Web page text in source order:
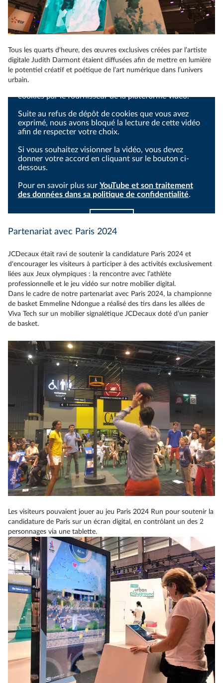
Tous les quarts d'heure, des œuvres exclusives créées par l’artiste
digitale Judith Darmont étaient diffusées afin de mettre en lumière
le potentiel créatif et poétique de l’art numérique dans l’univers
urbain.
cookies par le fournisseur de la plateforme vidéo.
Suite au refus de dépôt de cookies que vous avez
exprimé, nous avons bloqué la lecture de cette vidéo
afin de respecter votre choix.
Si vous souhaitez visionner la vidéo, vous devez
donner votre accord en cliquant sur le bouton ci-
dessous.
Pour en savoir plus sur YouTube et son traitement
des données dans sa politique de confidentialité.
Partenariat avec Paris 2024
JCDecaux était ravi de soutenir la candidature Paris 2024 et
d'encourager les visiteurs à participer à des activités exclusivement
liées aux Jeux olympiques : la rencontre avec l’athlète
professionnelle et le jeu vidéo sur notre mobilier digital.
Dans le cadre de notre partenariat avec Paris 2024, la championne
de basket Emmeline Ndongue a réalisé des tirs dans les allées de
Viva Tech sur un mobilier signalétique JCDecaux doté d’un panier
de basket.
Les visiteurs pouvaient jouer au jeu Paris 2024 Run pour soutenir la
candidature de Paris sur un écran digital, en contrôlant un des 2
personnages via une tablette.